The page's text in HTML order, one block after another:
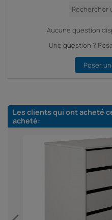
Aucune question
Une question ?
Poser
Les clients qui ont acheté
acheté: